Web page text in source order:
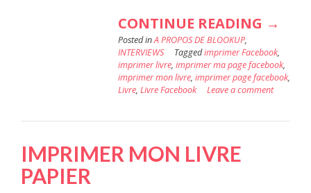
CONTINUE READING «
3
:
→
Posted inA PROPOS DE BLOOKUP,
INTERVIEWS
Taggedimprimer Facebook,
imprimer livre, imprimer ma page facebook,
imprimer mon livre, imprimer page facebook,
Livre, Livre Facebook Leave a comment
IMPRIMER MON LIVRE
PAPIER